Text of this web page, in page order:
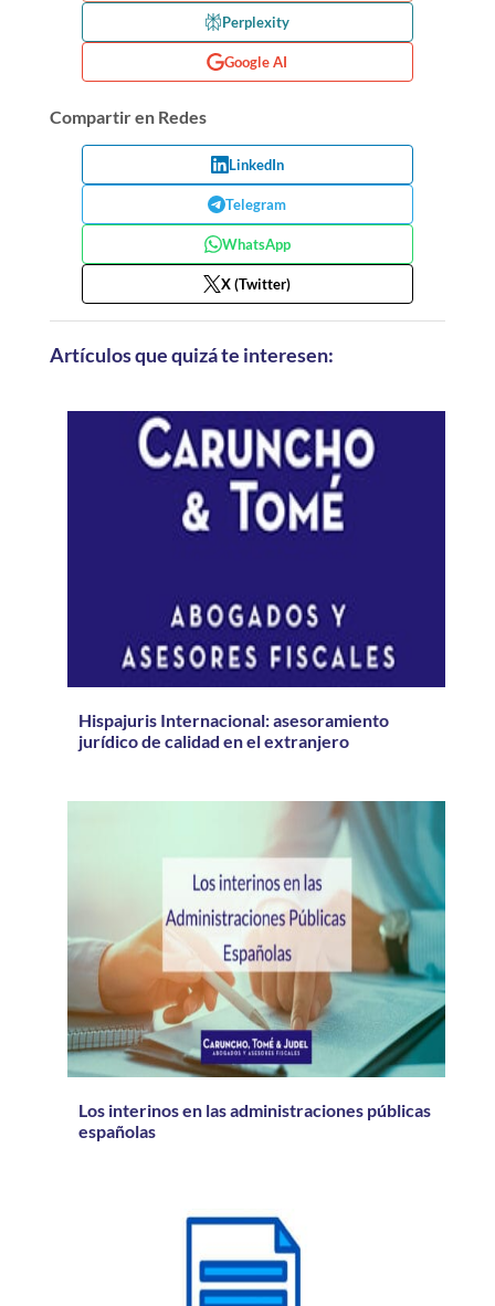
Perplexity
Google AI
Compartir en Redes
LinkedIn
Telegram
WhatsApp
X (Twitter)
Artículos que quizá te interesen:
Hispajuris Internacional: asesoramiento
jurídico de calidad en el extranjero
Los interinos en las administraciones públicas
españolas